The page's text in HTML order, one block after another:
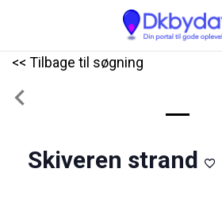
<< Tilbage til søgning
Previous
Skiveren strand